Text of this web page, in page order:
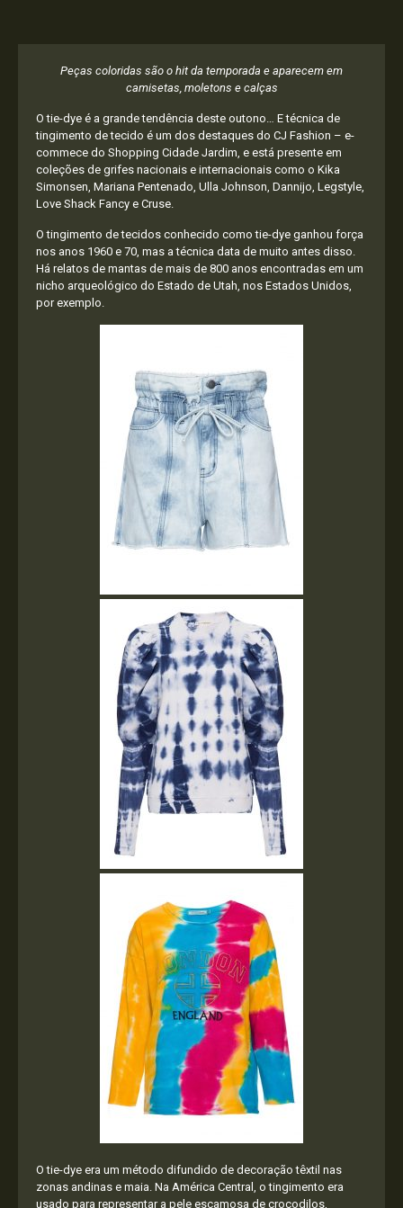
Peças coloridas são o hit da temporada e aparecem em
camisetas, moletons e calças
O tie-dye é a grande tendência deste outono… E técnica de
tingimento de tecido é um dos destaques do CJ Fashion – e-
commece do Shopping Cidade Jardim, e está presente em
coleções de grifes nacionais e internacionais como o Kika
Simonsen, Mariana Pentenado, Ulla Johnson, Dannijo, Legstyle,
Love Shack Fancy e Cruse.
O tingimento de tecidos conhecido como tie-dye ganhou força
nos anos 1960 e 70, mas a técnica data de muito antes disso.
Há relatos de mantas de mais de 800 anos encontradas em um
nicho arqueológico do Estado de Utah, nos Estados Unidos,
por exemplo.
O tie-dye era um método difundido de decoração têxtil nas
zonas andinas e maia. Na América Central, o tingimento era
usado para representar a pele escamosa de crocodilos,